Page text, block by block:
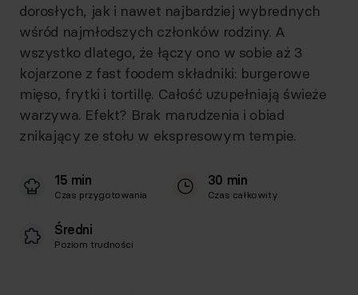
dorosłych, jak i nawet najbardziej wybrednych
wśród najmłodszych członków rodziny. A
wszystko dlatego, że łączy ono w sobie aż 3
kojarzone z fast foodem składniki: burgerowe
mięso, frytki i tortillę. Całość uzupełniają świeże
warzywa. Efekt? Brak marudzenia i obiad
znikający ze stołu w ekspresowym tempie.
15 min
Czas przygotowania
30 min
Czas całkowity
Średni
Poziom trudności